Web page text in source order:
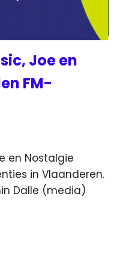
Joe en
FM-
en Nostalgie
in Vlaanderen.
Dalle (media)